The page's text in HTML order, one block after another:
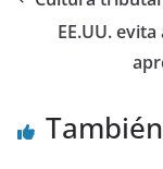
EE.UU.